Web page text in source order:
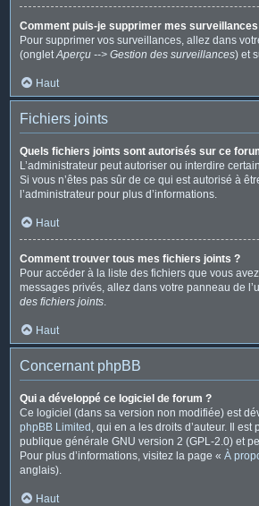
Comment puis-je supprimer mes
Pour supprimer vos surveillances, allez dans
(ongletAperçu --> Gestion des surveillances) et
Haut
Fichiers joints
Quels fichiers joints sont autorisés sur ce
L’administrateur peut autoriser ou interdire
Si vous n’êtes pas sûr de ce qui est autorisé à
l’administrateur pour plus d’informations.
Haut
Comment trouver tous mes fichiers joints ?
Pour accéder à la liste des fichiers que vous
messages privés, allez dans votre panneau de
des fichiers joints.
Haut
Concernant phpBB
Qui a développé ce logiciel de forum ?
Ce logiciel (dans sa version non modifiée) est
phpBB Limited , qui en a les droits d’auteur. Il
publique générale GNU version 2 (GPL-2.0) et
Pour plus d’informations, visitez la page « À
anglais).
Haut